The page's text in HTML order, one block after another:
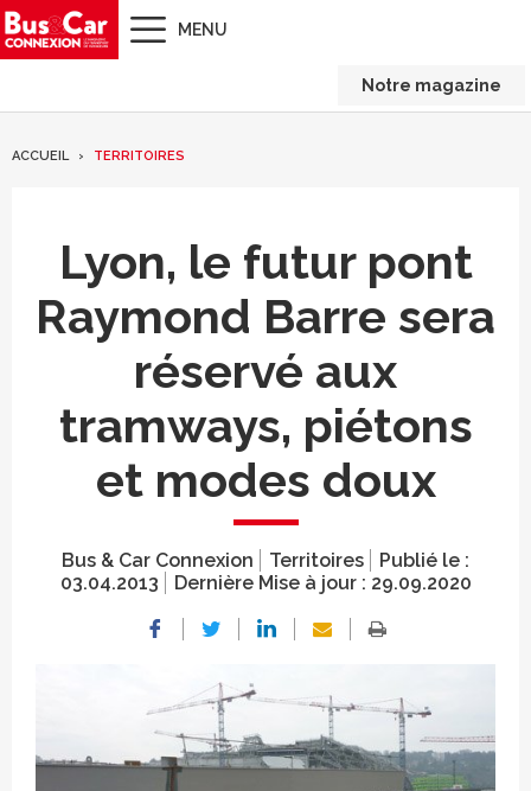
MENU
Notre magazine
ACCUEIL TERRITOIRES
Lyon, le futur pont
Raymond Barre sera
réservé aux
tramways, piétons
et modes doux
Bus & Car Connexion Territoires
Publié le :
03.04.2013
Dernière Mise à jour : 29.09.2020